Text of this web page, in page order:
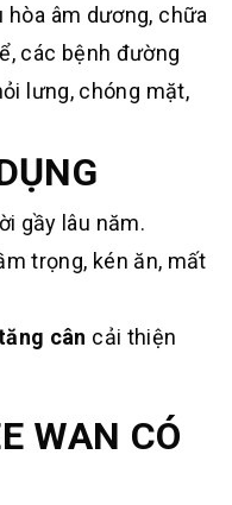
âm dương, chữa
các bệnh đường
lưng, chóng mặt,
gầy lâu năm.
trọng, kén ăn, mất
cân cải thiện
WAN CÓ